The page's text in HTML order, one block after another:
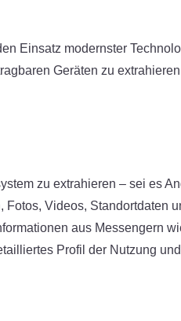
Einsatz modernster
Geräten zu
zu extrahieren – sei es
Videos, Standortdaten
aus Messengern
Profil der Nutzung